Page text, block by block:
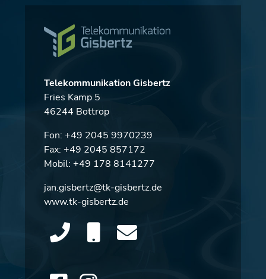
Telekommunikation Gisbertz
Fries Kamp 5
46244 Bottrop
Fon: +49 2045 9970239
Fax: +49 2045 857172
Mobil: +49 178 8141277
jan.gisbertz@tk-gisbertz.de
www.tk-gisbertz.de